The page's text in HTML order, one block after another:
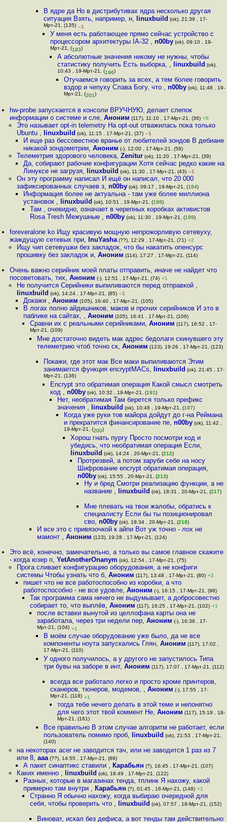
В ядре да Но в дистрибутивах ядра несколько другая
ситуация Взять, например, н, linuxbuild (ok), 21:39 , 17-
Мрт-21, (135) –1
У меня есть работающее прямо сейчас устройство с
процессором архитектуры IA-32 ,n00by (ok), 09:10 , 19-
Мрт-21, (183)
А абсолютные значения никому не нужны, чтобы
статистику получить Есть выборка, , linuxbuild (ok),
10:43 , 19-Мрт-21, (196)
Отучаемся говорить за всех, а тем более говорить
вздор и чепуху Слава Богу, что , n00by(ok), 11:48 , 19-
Мрт-21, (201)
hw-probe запускается в консоли ВРУЧНУЮ, делает слепок
информации о системе и сле,Аноним (117), 11:10 , 17-Мрт-21, (36) +5
Это называет opt-in telemetry На opt-out отважилась пока только
Ubuntu , linuxbuild (ok), 11:15 , 17-Мрт-21, (37) –1
И еще раз бессовестное вранье от любителей зондов В дебиане
никакой зондометрии, Аноним (-), 12:00 , 17-Мрт-21, (58)
Телеметрия здорового человека, Zenitur(ok), 11:20 , 17-Мрт-21, (39)
Да, собирают рабочие конфигурации Хотя сейчас редко какие на
Линуксе не загрузя, linuxbuild (ok), 11:30 , 17-Мрт-21, (43) –1
Он эту программу написал И ещё он написал, что 20 000
зафиксированных случаев з, n00by(ok), 09:17 , 19-Мрт-21, (184)
Информация более не актуальна - там уже более миллиона
установок , linuxbuild (ok), 10:51 , 19-Мрт-21, (198)
Там , очевидно, означает в черепных коробках активистов
Rosa Tresh Межушные ,n00by (ok), 11:30 , 19-Мрт-21, (199)
foreveralone ko Ищу красивую мощную непрожорливую сетевуху,
жаждущую сетевых при, InuYasha (??), 12:29 , 17-Мрт-21, (71) +2
Ищу чип сетевушки без закладок, что бы накатить опенсурс
прошивку без закладок и, Аноним (114), 17:27 , 17-Мрт-21, (114)
Очень важно серийник моей платы отправить, иначе не найдет что
посоветовать, тих,Аноним (-), 12:51 , 17-Мрт-21, (74) +1
Не получится Серийники выпиливаются перед отправкой ,
linuxbuild (ok), 14:24 , 17-Мрт-21, (85) –1
Докажи , Аноним (105), 16:40 , 17-Мрт-21, (105)
В логах полно айдишников, маков и прочих серийников И это в
паблике на сайтах, , Аноним (105), 16:41 , 17-Мрт-21, (106)
Сравни их с реальными серийниками,Аноним (117), 16:52 , 17-
Мрт-21, (109)
Мне достаточно видеть мак адрес бедолаги скинувшего эту
телеметрию чтоб точно ск, Аноним (123), 19:26 , 17-Мрт-21, (123)
Покажи, где этот мак Все маки выпиливаются Этим
занимается функция encryptMACs, linuxbuild (ok), 21:45 , 17-
Мрт-21, (136)
Encrypt это обратимая операция Какой смысл смотреть
код ,n00by (ok), 10:32 , 19-Мрт-21, (191)
Нет, необратимая Там берется только префикс
значения , linuxbuild (ok), 10:48 , 19-Мрт-21, (197)
Когда уже руки тов майора дойдут до г-на Реймана
и прекратится финансирование пе, n00by(ok), 11:42 ,
19-Мрт-21, (200)
Хорош гнать пургу Просто посмотри код и
убедись, что необратимая операция Если,
linuxbuild (ok), 14:24 , 20-Мрт-21, (212)
Протрезвей, а потом заруби себе на носу
Шифрование encrypt обратимая операция,
n00by(ok), 15:55 , 20-Мрт-21, (213)
Ну и бред Смотри реализацию функции, а не
название , linuxbuild (ok), 18:31 , 20-Мрт-21, (217)
Мне плевать на твои жалобы, обратись к
специалисту Если бы ты позиционировал
сво, n00by(ok), 18:34 , 20-Мрт-21, (218)
И все это с привязочкой к айпи Вот уж точно - лох не
мамонт , Аноним (123), 19:28 , 17-Мрт-21, (124)
Это всё, конечно, замечательно, а только вы самое главное скажите
- когда юзер п,YetAnotherOnanym (ok), 12:54 , 17-Мрт-21, (75)
Прога сливает конфигурацию оборудования, а не конфиги
системы Чтобы узнать что б, Аноним (117), 13:48 , 17-Мрт-21, (80) +2
пишет что не все работоспособно из коробки, а что
работоспособно - не все удовле, Аноним (-), 16:15 , 17-Мрт-21, (98)
Так программа сама ничего не выдумывает, а добросовестно
собирает то, что выплёв,Аноним (117), 16:25 , 17-Мрт-21, (102) +1
после вставки вынутой из целлофана карты она не
заработала, через три недели пер, Аноним (-), 16:36 , 17-
Мрт-21, (104) +1
В моём случае оборудование уже было, да не все
компоненты ноута запускались Глян, Аноним (117), 17:02 ,
17-Мрт-21, (110)
У одного получилось, а у другого не запустилось Типа
три бувы на заборе в инт, Аноним (117), 17:07 , 17-Мрт-21, (112)
всегда все работало легко и просто кроме принтеров,
сканеров, тюнеров, модемов, ,Аноним (-), 17:55 , 17-
Мрт-21, (118) +1
тогда тебе нечего делать в этой теме и непонятно
для чего этот твой коммент Не, Аноним (117), 15:19 , 18-
Мрт-21, (161)
Все правильно В этом случае алгоритм не работает, если
пользователь помимо проб, linuxbuild (ok), 21:53 , 17-Мрт-21,
(140)
на некоторах acer не заводится тач, или не заводится 1 раз из 7
или 8, aaa(??), 14:55 , 17-Мрт-21, (89)
А пакет синаптикс ставили , Карабьян (?), 16:45 , 17-Мрт-21, (107)
Каких именно , linuxbuild (ok), 18:49 , 17-Мрт-21, (122)
Разных, которые в магазинах тенда, тплинк Я нахожу, какой
примерно там внутри , Карабьян (?), 01:45 , 18-Мрт-21, (148) +1
Странно Я обычно нахожу, когда выбираю очередной для
себя, чтобы проверить что , linuxbuild (ok), 07:57 , 18-Мрт-21, (152)
Виноват, искал без дефиса, а вот тенды там действительно